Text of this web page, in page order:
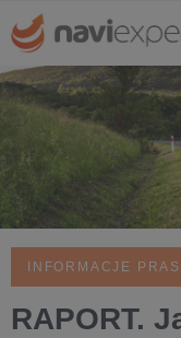
INFORMACJE
RAPORT.